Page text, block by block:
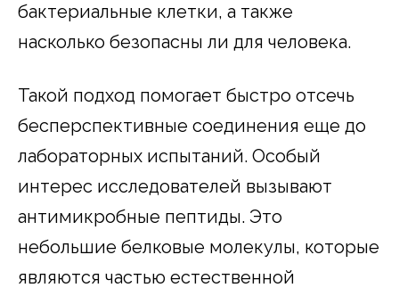
бактериальные клетки, а также
насколько безопасны ли для человека.
Такой подход помогает быстро отсечь
бесперспективные соединения еще до
лабораторных испытаний. Особый
интерес исследователей вызывают
антимикробные пептиды. Это
небольшие белковые молекулы, которые
являются частью естественной